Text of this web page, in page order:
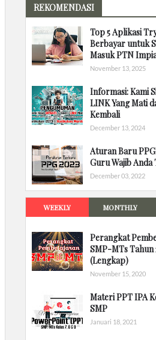
REKOMENDASI
Top 5 Aplikasi
Berbayar untuk
Masuk PTN
November 13, 2025
Informasi: Kami
LINK Yang Mati
Kembali
December 13, 2024
Aturan Baru
Guru Wajib Anda
December 03, 2022
WEEKLY MONTHLY
Perangkat
SMP-MTs Tahun
(Lengkap)
November 15, 2020
Materi PPT IPA
SMP
Januari 18, 2021